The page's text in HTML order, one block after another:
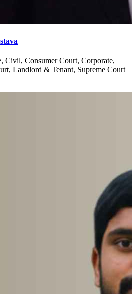
Civil, Consumer Court, Corporate,
Landlord & Tenant, Supreme Court